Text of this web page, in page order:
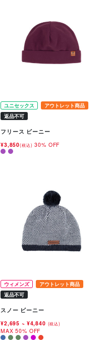
ユニセックス
アウトレット商品
返品不可
フリース ビーニー
¥3,850(税込) 30% OFF
ウィメンズ
アウトレット商品
返品不可
スノー ビーニー
¥2,695 ~ ¥4,840 (税込)
MAX 50% OFF